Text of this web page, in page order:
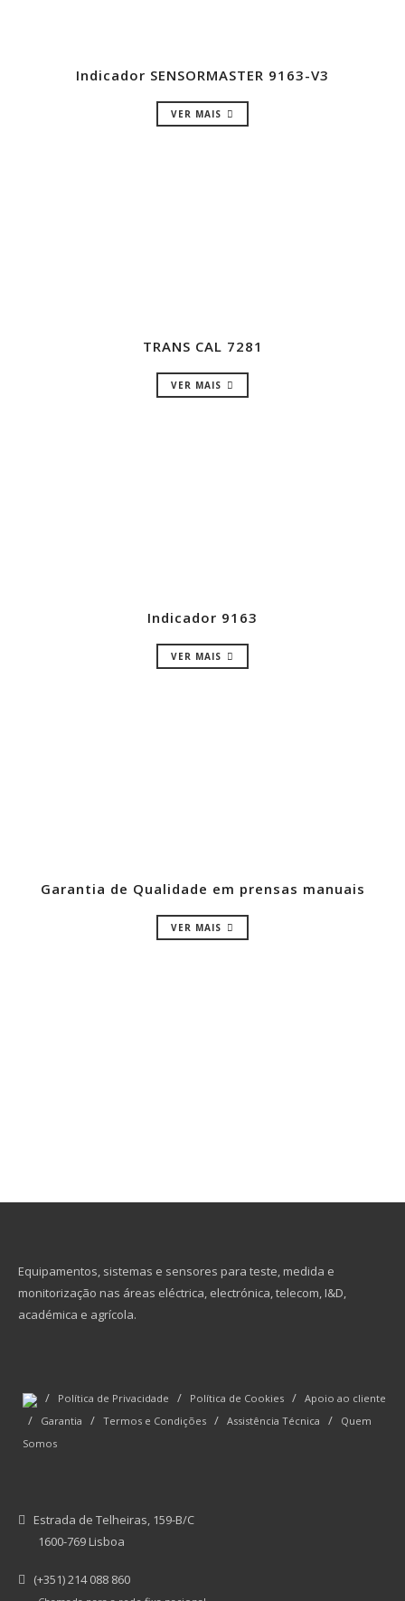
Indicador SENSORMASTER 9163-V3
VER MAIS
TRANS CAL 7281
VER MAIS
Indicador 9163
VER MAIS
Garantia de Qualidade em prensas manuais
VER MAIS
Equipamentos, sistemas e sensores para teste, medida e
monitorização nas áreas eléctrica, electrónica, telecom, I&D,
académica e agrícola.
/ Política de Privacidade / Política de Cookies / Apoio ao cliente
/ Garantia / Termos e Condições / Assistência Técnica /
Quem
Somos
Estrada de Telheiras, 159-B/C
1600-769 Lisboa
(+351) 214 088 860